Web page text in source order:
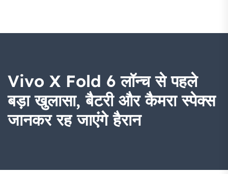
Vivo X Fold 6 लॉन्च से पहले
बड़ा खुलासा, बैटरी और कैमरा स्पेक्स
जानकर रह जाएंगे हैरान